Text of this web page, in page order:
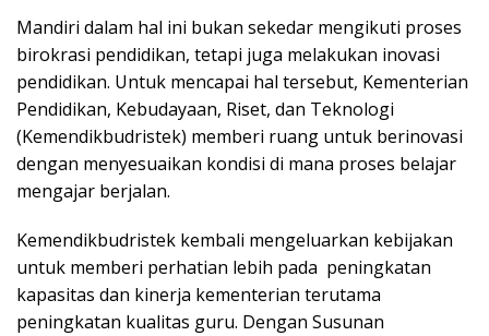
Mandiri dalam hal ini bukan sekedar mengikuti proses
birokrasi pendidikan, tetapi juga melakukan inovasi
pendidikan. Untuk mencapai hal tersebut, Kementerian
Pendidikan, Kebudayaan, Riset, dan Teknologi
(Kemendikbudristek) memberi ruang untuk berinovasi
dengan menyesuaikan kondisi di mana proses belajar
mengajar berjalan.
Kemendikbudristek kembali mengeluarkan kebijakan
untuk memberi perhatian lebih pada peningkatan
kapasitas dan kinerja kementerian terutama
peningkatan kualitas guru. Dengan Susunan